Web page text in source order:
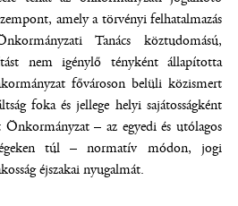
amely a törvényi felhatalmazás
Tanács köztudomású,
nem igénylő tényként állapította
fővároson belüli közismert
foka és jellege helyi sajátosságként
– az egyedi és utólagos
túl – normatív módon, jogi
éjszakai nyugalmát.